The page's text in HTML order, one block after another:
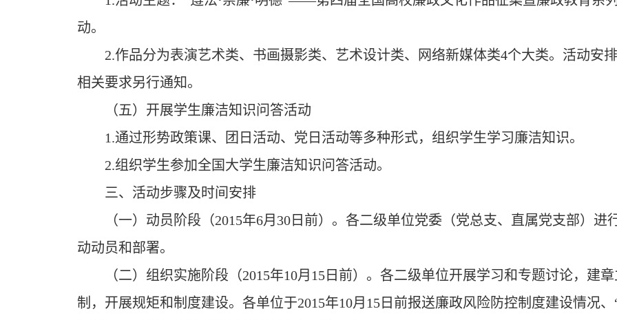
动。
2.作品分为表演艺术类、书画摄影类、艺术设计类、网络新媒体类4个大类。活动安
相关要求另行通知。
（五）开展学生廉洁知识问答活动
1.通过形势政策课、团日活动、党日活动等多种形式，组织学生学习廉洁知识。
2.组织学生参加全国大学生廉洁知识问答活动。
三、活动步骤及时间安排
（一）动员阶段（2015年6月30日前）。各二级单位党委（党总支、直属党支部）进
动动员和部署。
（二）组织实施阶段（2015年10月15日前）。各二级单位开展学习和专题讨论，建章
制，开展规矩和制度建设。各单位于2015年10月15日前报送廉政风险防控制度建设情况、